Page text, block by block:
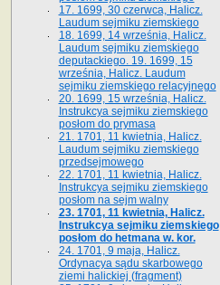
17. 1699, 30 czerwca, Halicz.
Laudum sejmiku ziemskiego
18. 1699, 14 września, Halicz.
Laudum sejmiku ziemskiego
deputackiego. 19. 1699, 15
września, Halicz. Laudum
sejmiku ziemskiego relacyjnego
20. 1699, 15 września, Halicz.
Instrukcya sejmiku ziemskiego
posłom do prymasa
21. 1701, 11 kwietnia, Halicz.
Laudum sejmiku ziemskiego
przedsejmowego
22. 1701, 11 kwietnia, Halicz.
Instrukcya sejmiku ziemskiego
posłom na sejm walny
23. 1701, 11 kwietnia, Halicz.
Instrukcya sejmiku ziemskiego
posłom do hetmana w. kor.
24. 1701, 9 maja, Halicz.
Ordynacya sądu skarbowego
ziemi halickiej (fragment)